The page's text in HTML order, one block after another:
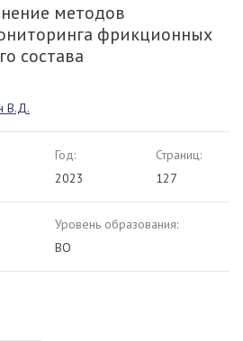
методов
фрикционных
состава
В.Д.
Год:
2023
Страниц:
127
Уровень образования:
ВО